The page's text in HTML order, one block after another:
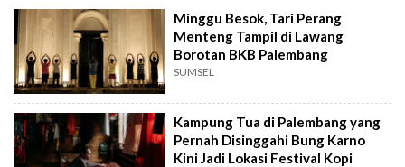
Minggu Besok, Tari Perang
Menteng Tampil di Lawang
Borotan BKB Palembang
SUMSEL
Kampung Tua di Palembang yang
Pernah Disinggahi Bung Karno
Kini Jadi Lokasi Festival Kopi